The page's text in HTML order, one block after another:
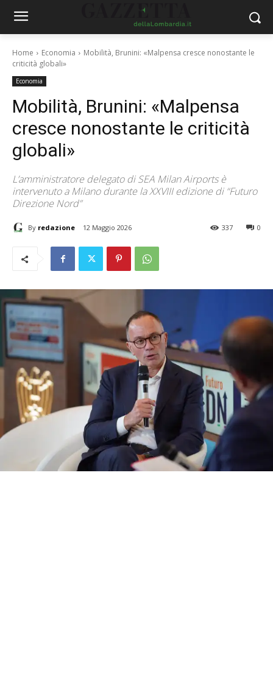
Home Economia
Mobilità, Brunini: «Malpensa cresce nonostante le
criticità globali»
Economia
Mobilità, Brunini: «Malpensa
cresce nonostante le criticità
globali»
L’amministratore delegato di SEA Milan Airports è
intervenuto a Milano durante la XXVIII edizione di “Futuro
Direzione Nord”
By redazione 12 Maggio 2026 0
337